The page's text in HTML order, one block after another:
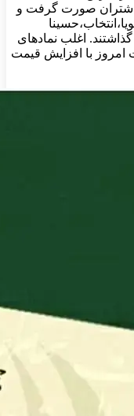
شتران صورت گرفت و
اغلب نمادهای
امروز با افزایش قیمت